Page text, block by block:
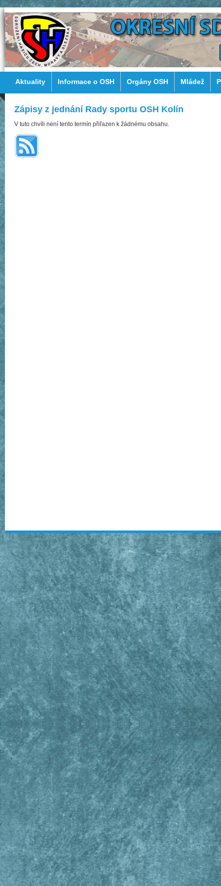
Aktuality Informace o OSH Orgány OSH Mládež
Zápisy z jednání Rady sportu OSH Kolín
V tuto chvíli není tento termín přiřazen k žádnému obsahu.